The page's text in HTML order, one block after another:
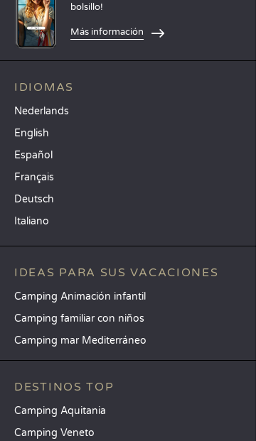
bolsillo!
Más información
IDIOMAS
Nederlands
English
Español
Français
Deutsch
Italiano
IDEAS PARA SUS VACACIONES
Camping Animación infantil
Camping familiar con niños
Camping mar Mediterráneo
DESTINOS TOP
Camping Aquitania
Camping Veneto